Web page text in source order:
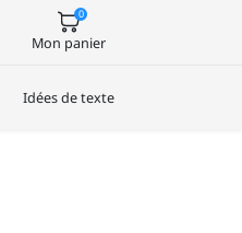
0
Mon panier
Idées de texte